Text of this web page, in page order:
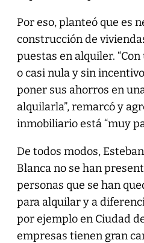
Por eso, planteó que es
construcción de
puestas en alquiler.
o casi nula y sin
poner sus ahorros en
alquilarla”, remarcó y
inmobiliario está “muy
De todos modos,
Blanca no se han
personas que se han
para alquilar y a
por ejemplo en Ciudad
empresas tienen gran